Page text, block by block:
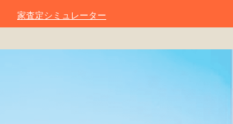
家査定シミュレーター